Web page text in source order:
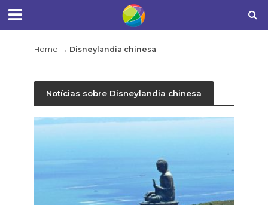
Home → Disneylandia chinesa
Notícias sobre Disneylandia chinesa